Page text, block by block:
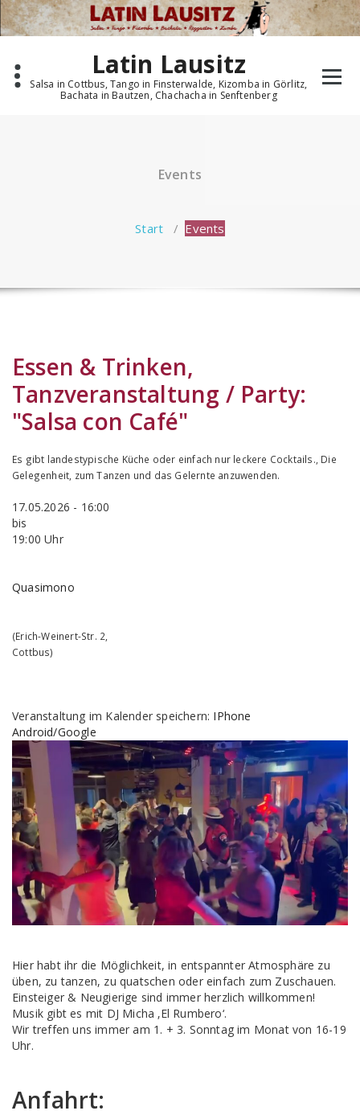
Zum
Inhalt
springen
Latin Lausitz
Salsa in Cottbus, Tango in Finsterwalde, Kizomba in Görlitz,
Bachata in Bautzen, Chachacha in Senftenberg
Events
Start / Events
Essen & Trinken,
Tanzveranstaltung / Party:
"Salsa con Café"
Es gibt landestypische Küche oder einfach nur leckere Cocktails., Die
Gelegenheit, zum Tanzen und das Gelernte anzuwenden.
17.05.2026 - 16:00
bis
19:00 Uhr
Quasimono
(Erich-Weinert-Str. 2
Cottbus)
Veranstaltung im Kalender speichern: IPhone
Android/Google
Hier habt ihr die Möglichkeit, in entspannter Atmosphäre zu
üben, zu tanzen, zu quatschen oder einfach zum Zuschauen.
Einsteiger & Neugierige sind immer herzlich willkommen!
Musik gibt es mit DJ Micha ‚El Rumbero‘.
Wir treffen uns immer am 1. + 3. Sonntag im Monat von 16-19
Uhr.
Anfahrt: